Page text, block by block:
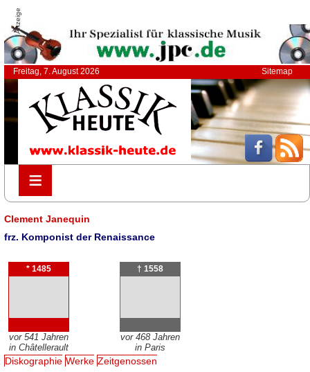
Anzeige
Freitag, 7. August 2026 Sitemap
≡
≡
Clement Janequin
frz. Komponist der Renaissance
* 1485
vor 541 Jahren
in Châtellerault
† 1558
vor 468 Jahren
in Paris
Diskographie Werke Zeitgenossen